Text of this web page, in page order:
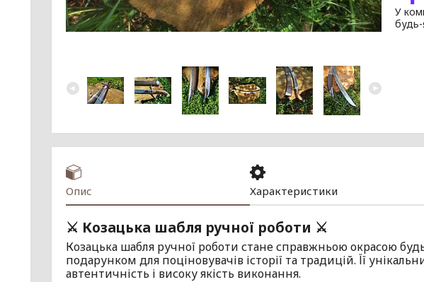
У
Опис Характеристики
⚔️ Козацька шабля ручної роботи ⚔️
Козацька шабля ручної роботи стане справжньою окрасою
подарунком для поціновувачів історії та традицій. Її
автентичність і високу якість виконання.